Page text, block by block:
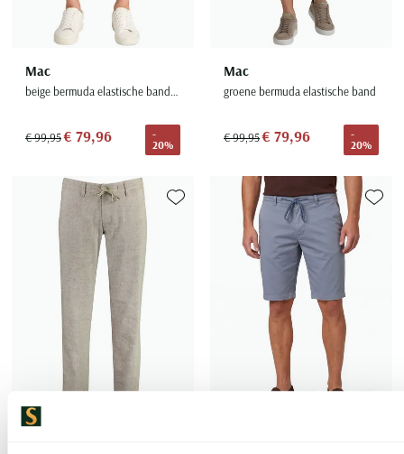
Mac
beige bermuda elastische band katoen
€ 99,95€ 79,96
-
20%
Mac
groene bermuda elastische band
€ 99,95€ 79,96
-
20%
Toevoegen aan favorieten